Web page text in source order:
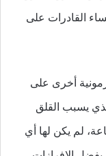
القادرات على
أخرى على
يسبب القلق
لم يكن لها أي